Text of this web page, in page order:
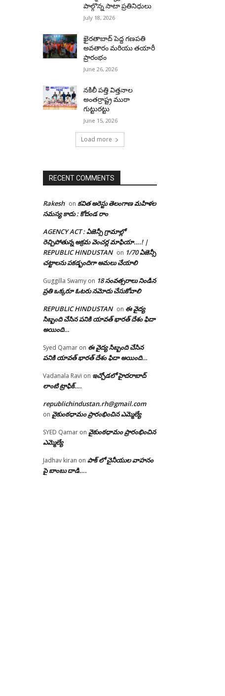
పాల్గొన్న సాటా ప్రతినిధులు
July 18, 2026
ఖైరతాబాద్ పెద్ద గణపతి
అవతారం మరియు తయారీ
ప్రారంభం
June 26, 2026
నకిలీ పత్తి విత్తనాల
అంతర్రాష్ట్ర ముఠా
గుట్టురట్టు
June 15, 2026
Load more
RECENT COMMENTS
Rakesh on కవిత అరెస్టు తెలంగాణ మహిళల
సమస్య కాదు : కోదండ రాం
AGENCY ACT : ఏజెన్సీ గ్రామాల్లో
రెచ్చిపోతున్న అక్రమ వెంచర్ల మాఫియా….! |
REPUBLIC HINDUSTAN on 1/70 ఏజెన్సీ
చట్టాలను పకడ్బందిగా అమలు చేయాలి
Guggilla Swamy on 18 సంవత్సరాలు నిండిన
ప్రతి ఒక్కరూ ఓటరు నమోదు చేసుకోవాలి
REPUBLIC HINDUSTAN on ఈ వైద్య
సిబ్బంది చేసిన పనికి యావత్ భారత్ దేశం ఫిదా
అయింది…
Syed Qamar on ఈ వైద్య సిబ్బంది చేసిన
పనికి యావత్ భారత్ దేశం ఫిదా అయింది…
Vadanala Ravi on ఇచ్చోడలో హైదరాబాద్
లాంటి ట్రాఫిక్….
republichindustan.rh@gmail.com
on వైకుంఠధామం ప్రారంభించిన ఎమ్మెల్యే
SYED Qamar on వైకుంఠధామం ప్రారంభించిన
ఎమ్మెల్యే
Jadhav kiran on పాక్ లో చైనీయుల వాహనం
పై బాంబు దాడి….